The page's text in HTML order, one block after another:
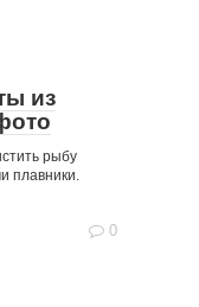
из
рыбу
плавники.
0